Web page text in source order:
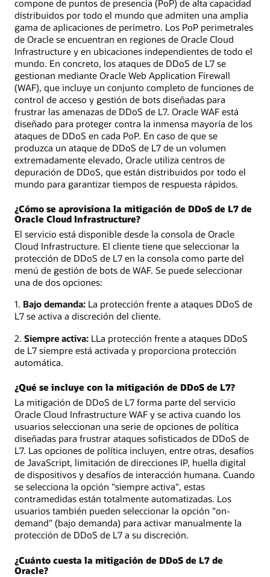
compone de puntos de presencia (PoP) de alta capacidad
distribuidos por todo el mundo que admiten una amplia
gama de aplicaciones de perímetro. Los PoP perimetrales
de Oracle se encuentran en regiones de Oracle Cloud
Infrastructure y en ubicaciones independientes de todo el
mundo. En concreto, los ataques de DDoS de L7 se
gestionan mediante Oracle Web Application Firewall
(WAF), que incluye un conjunto completo de funciones de
control de acceso y gestión de bots diseñadas para
frustrar las amenazas de DDoS de L7. Oracle WAF está
diseñado para proteger contra la inmensa mayoría de los
ataques de DDoS en cada PoP. En caso de que se
produzca un ataque de DDoS de L7 de un volumen
extremadamente elevado, Oracle utiliza centros de
depuración de DDoS, que están distribuidos por todo el
mundo para garantizar tiempos de respuesta rápidos.
¿Cómo se aprovisiona la mitigación de DDoS de L7 de
Oracle Cloud Infrastructure?
El servicio está disponible desde la consola de Oracle
Cloud Infrastructure. El cliente tiene que seleccionar la
protección de DDoS de L7 en la consola como parte del
menú de gestión de bots de WAF. Se puede seleccionar
una de dos opciones:
1. Bajo demanda: La protección frente a ataques DDoS de
L7 se activa a discreción del cliente.
2. Siempre activa: LLa protección frente a ataques DDoS
de L7 siempre está activada y proporciona protección
automática.
¿Qué se incluye con la mitigación de DDoS de L7?
La mitigación de DDoS de L7 forma parte del servicio
Oracle Cloud Infrastructure WAF y se activa cuando los
usuarios seleccionan una serie de opciones de política
diseñadas para frustrar ataques sofisticados de DDoS de
L7. Las opciones de política incluyen, entre otras, desafíos
de JavaScript, limitación de direcciones IP, huella digital
de dispositivos y desafíos de interacción humana. Cuando
se selecciona la opción "siempre activa", estas
contramedidas están totalmente automatizadas. Los
usuarios también pueden seleccionar la opción "on-
demand" (bajo demanda) para activar manualmente la
protección de DDoS de L7 a su discreción.
¿Cuánto cuesta la mitigación de DDoS de L7 de
Oracle?